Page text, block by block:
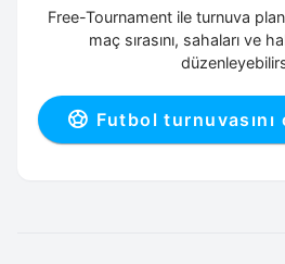
Free-Tournament ile turnuva
maç sırasını, sahaları ve
Futbol